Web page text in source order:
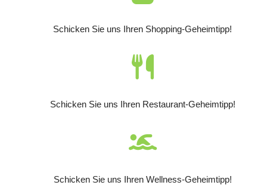
Schicken Sie uns Ihren Shopping-Geheimtipp!
Schicken Sie uns Ihren Restaurant-Geheimtipp!
Schicken Sie uns Ihren Wellness-Geheimtipp!